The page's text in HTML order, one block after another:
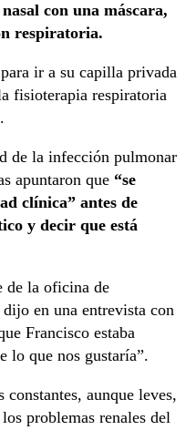
con una máscara,
respiratoria.
ir a su capilla privada
fisioterapia respiratoria
de la infección pulmonar
apuntaron que “se
clínica” antes de
y decir que está
de la oficina de
en una entrevista con
Francisco estaba
lo que nos gustaría”.
aunque leves,
problemas renales del